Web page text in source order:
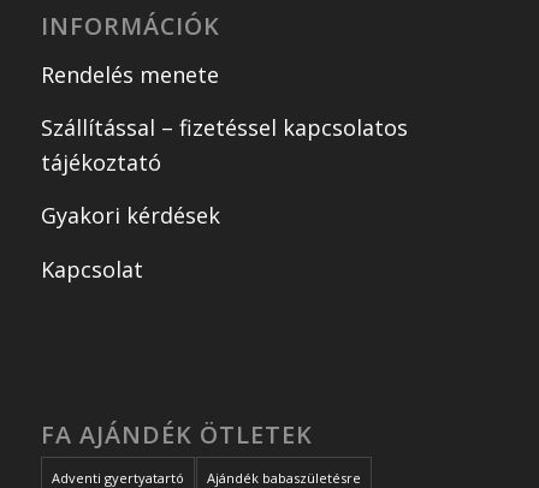
INFORMÁCIÓK
Rendelés menete
Szállítással – fizetéssel kapcsolatos
tájékoztató
Gyakori kérdések
Kapcsolat
FA AJÁNDÉK ÖTLETEK
Adventi gyertyatartó Ajándék babaszületésre